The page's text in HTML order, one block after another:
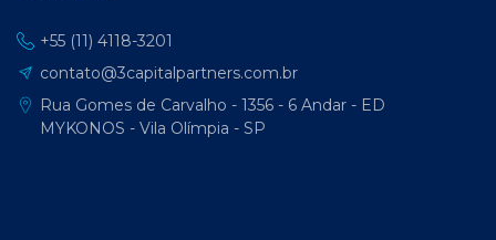
+55 (11) 4118-3201
contato@3capitalpartners.com.br
Rua Gomes de Carvalho - 1356 - 6 Andar - ED
MYKONOS - Vila Olímpia - SP